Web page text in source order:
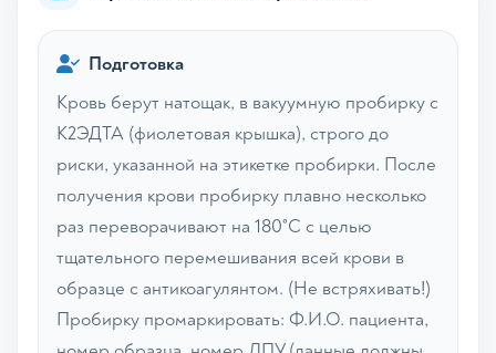
Подготовка
Кровь берут натощак, в вакуумную пробирку с
К2ЭДТА (фиолетовая крышка), строго до
риски, указанной на этикетке пробирки. После
получения крови пробирку плавно несколько
раз переворачивают на 180˚С с целью
тщательного перемешивания всей крови в
образце с антикоагулянтом. (Не встряхивать!)
Пробирку промаркировать: Ф.И.О. пациента,